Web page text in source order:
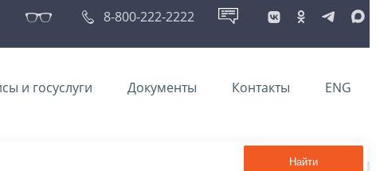
8-800-222-2222
и госуслуги Документы Контакты ENG
Найти